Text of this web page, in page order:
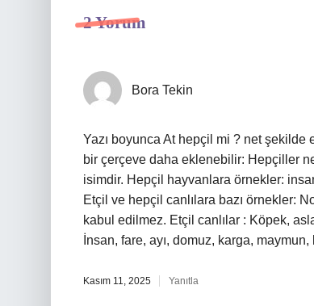
2 Yorum
Bora Tekin
Yazı boyunca At hepçil mi ? net şekilde
bir çerçeve daha eklenebilir: Hepçiller
isimdir. Hepçil hayvanlara örnekler:
Etçil ve hepçil canlılara bazı örnekler:
kabul edilmez. Etçil canlılar : Köpek,
İnsan, fare, ayı, domuz, karga, maymun,
Kasım 11, 2025 Yanıtla